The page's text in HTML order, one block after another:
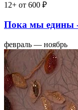
12+ от 600 ₽
Пока мы едины
февраль — ноябрь